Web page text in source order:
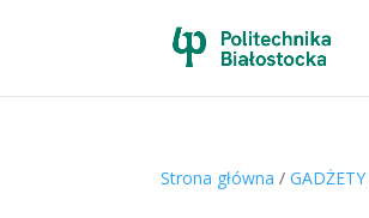
Strona główna /GADŻETY